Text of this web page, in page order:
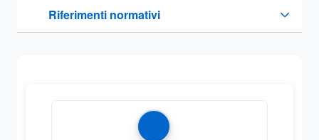
Riferimenti normativi
Sezione compressa